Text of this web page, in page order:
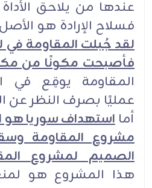
عندها من يلاحق الأداة
فسلاح الإرادة هو
لقد جُبلت المقاومة في
فأصبحت مكونًا من
المقاومة يوقِع في
عمليًا بصرف النظر عن
أمااستهداف سوريا هو
مشروع المقاومة
الصميم لمشروع
هذا المشروع هو